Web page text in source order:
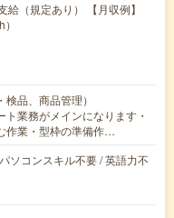
（規定あり） 【月収例】
品、商品管理）
業務がメインになります・
作業・型枠の準備作…
ソコンスキル不要 / 英語力不